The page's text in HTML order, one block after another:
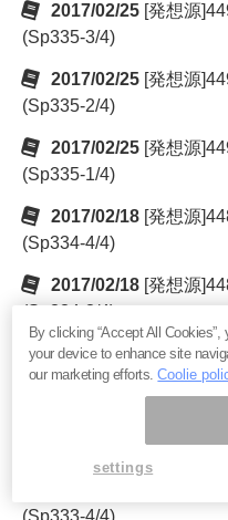
2017/02/25 [発想源
(Sp335-3/4)
2017/02/25 [発想源
(Sp335-2/4)
2017/02/25 [発想源
(Sp335-1/4)
2017/02/18 [発想源
(Sp334-4/4)
2017/02/18 [発想源
(Sp334-3/4)
2017/02/18[発想源
(Sp334-2/4)
[発想源
(Sp333-4/4)
By clicking “Accept All
your device to enhance site
our marketing efforts.Coolie
settings